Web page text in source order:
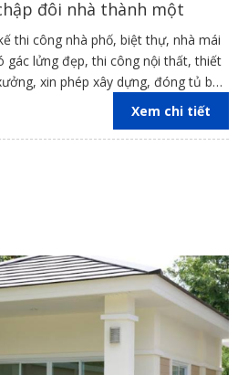
đôi nhà thành một
thi công nhà phố, biệt thự, nhà mái
gác lửng đẹp, thi công nội thất, thiết
xin phép xây dựng, đóng tủ bếp
Bình Dương, TP Hồ Chí Minh,
Xem chi tiết